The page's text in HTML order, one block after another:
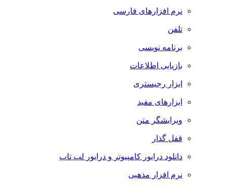
نرم افزارهای فارسی
تلفن
برنامه نویسی
بازیابی اطلاعات
ابزار رجیستری
ابزارهای مفید
ویرایشگر متن
قفل گذار
دانلود درایور کامپیوتر و درایور لپ تاپ
نرم افزار مذهبی